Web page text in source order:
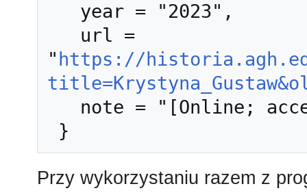
" https://
Przy wykorzystaniu razem z